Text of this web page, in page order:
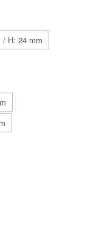
/ H: 24 mm